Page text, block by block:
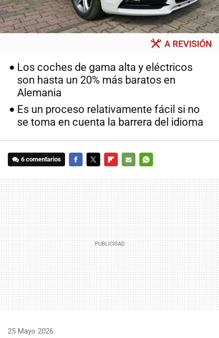
Los coches de gama alta y eléctricos
son hasta un 20% más baratos en
Alemania
Es un proceso relativamente fácil si no
se toma en cuenta la barrera del idioma
6 comentarios
MAIL
25 Mayo 2026